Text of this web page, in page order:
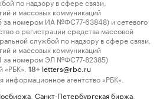
и массовых коммуникаций
за номером ИА №ФС77-63848) и сетевого
о регистрации средства массовой
службой по надзору в сфере связи,
и массовых коммуникаций
за номером ЭЛ №ФС77-82385)
18+ letters@rbc.ru
информационное агентство «РБК».
Санкт-Петербургская биржа